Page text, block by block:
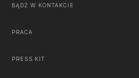
BĄDŹ W KONTAKCIE
PRACA
PRESS KIT